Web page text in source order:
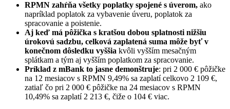
RPMN zahŕňa všetky poplatky spojené s úverom, ako
napríklad poplatok za vybavenie úveru, poplatok za
spracovanie a poistenie.
Aj keď má pôžička s kratšou dobou splatnosti nižšiu
úrokovú sadzbu, celková zaplatená suma môže byť v
konečnom dôsledku vyššia kvôli vyšším mesačným
splátkam a tým aj vyšším poplatkom za spracovanie.
Príklad z mBank to jasne demonštruje: pri 2 000 € pôžičke
na 12 mesiacov s RPMN 9,49% sa zaplatí celkovo 2 109 €,
zatiaľ čo pri 2 000 € pôžičke na 24 mesiacov s RPMN
10,49% sa zaplatí 2 213 €, čiže o 104 € viac.